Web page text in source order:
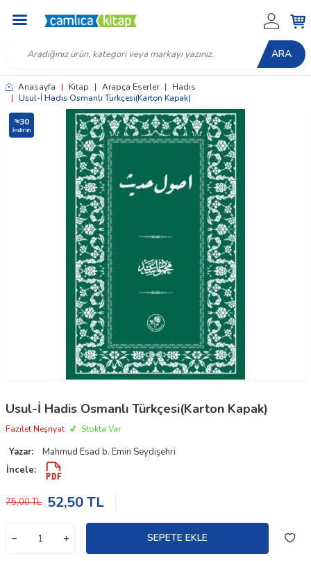
ARA
Anasayfa | Kitap | Arapça Eserler |
Hadis
| Usul-İ Hadis Osmanlı Türkçesi(Karton Kapak)
%30
İndirim
Usul-İ Hadis Osmanlı Türkçesi(Karton Kapak)
Fazilet Neşriyat Stokta Var
Yazar:
Mahmud Esad b. Emin Seydişehri
İncele:
75,00TL 52,50TL
SEPETE EKLE